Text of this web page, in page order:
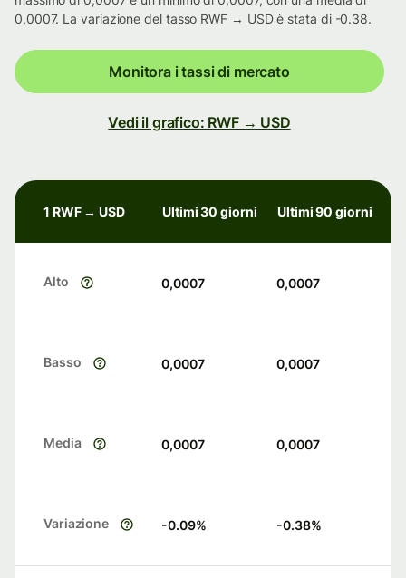
0,0007. La variazione del tasso RWF → USD è stata di -0.38.
Monitora i tassi di mercato
Vedi il grafico: RWF → USD
1 RWF → USD Ultimi 30 giorni Ultimi 90 giorni
Alto 0,0007 0,0007
Basso 0,0007 0,0007
Media 0,0007 0,0007
Variazione -0.09% -0.38%